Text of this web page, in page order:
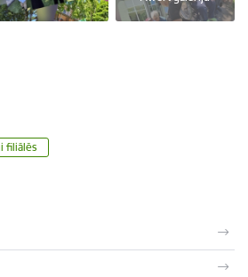
filiālēs